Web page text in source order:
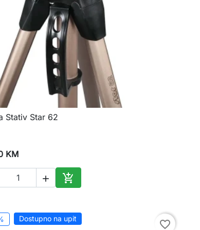

Stativ Star 62
KM
 
Dodaj u korpu
Dostupno na upit favorite_border